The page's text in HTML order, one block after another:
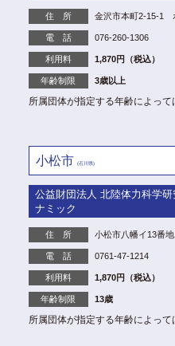
住 所 金沢市本町2-15-1
電 話 076-260-1306
利用料 1,870円（税込）
年齢制限 3歳以上
所属団体が指定する年齢によって
小松市 (石川県)
公益財団法人 北陸体力科学
ナミック
住 所 小松市八幡イ13番地
電 話 0761-47-1214
利用料 1,870円（税込）
年齢制限 13歳
所属団体が指定する年齢によって